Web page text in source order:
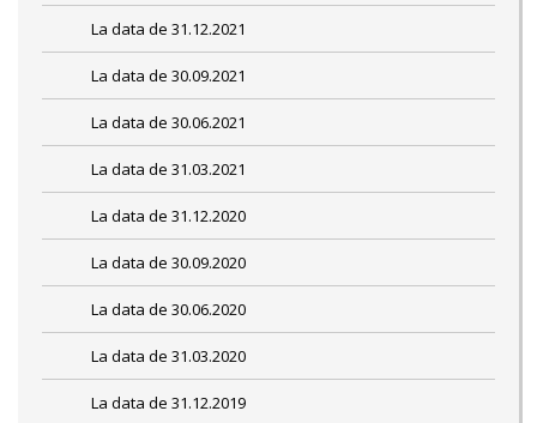
La data de 31.12.2021
La data de 30.09.2021
La data de 30.06.2021
La data de 31.03.2021
La data de 31.12.2020
La data de 30.09.2020
La data de 30.06.2020
La data de 31.03.2020
La data de 31.12.2019